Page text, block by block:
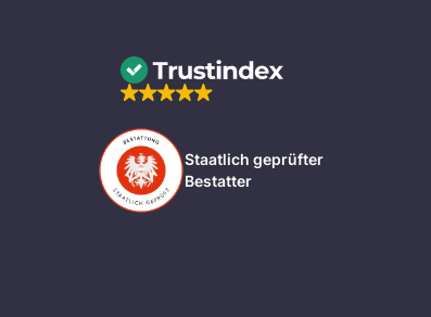
Staatlich geprüfter
Bestatter